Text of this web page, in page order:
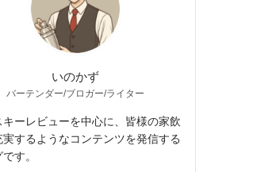
いのかず
バーテンダー/ブロガー/ライター
キーレビューを中心に、皆様の家飲
実するようなコンテンツを発信する
す。